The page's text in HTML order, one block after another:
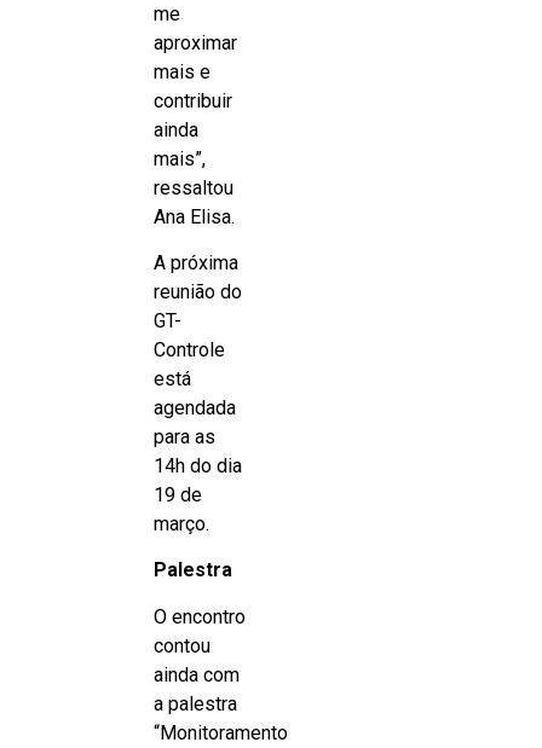
me
aproximar
mais e
contribuir
ainda
mais”,
ressaltou
Ana Elisa.
A próxima
reunião do
GT-
Controle
está
agendada
para as
14h do dia
19 de
março.
Palestra
O encontro
contou
ainda com
a palestra
“Monitoramento